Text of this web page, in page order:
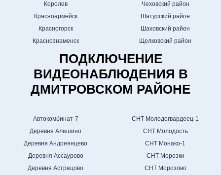
Королев
Красноармейск
Красногорск
Краснознаменск
Чеховский район
Шатурский район
Шаховский район
Щелковский район
ПОДКЛЮЧЕНИЕ
ВИДЕОНАБЛЮДЕНИЯ В
ДМИТРОВСКОМ РАЙОНЕ
Автокомбинат-7
Деревня Алешино
Деревня Андреянцево
Деревня Ассаурово
Деревня Астрецово
СНТ Молодогвардеец-1
СНТ Молодость
СНТ Монако-1
СНТ Морозки
СНТ Морозово